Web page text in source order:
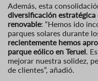
Además, esta
diversificación
renovable: “Hemos ido
parques solares durante
recientemente hemos
parque eólico en Teruel .
mejorar nuestra solidez,
de clientes”, añadió.